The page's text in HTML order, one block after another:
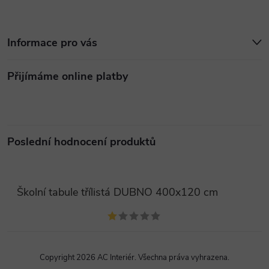
Informace pro vás
Přijímáme online platby
Poslední hodnocení produktů
Školní tabule třílistá DUBNO 400x120 cm
Copyright 2026 AC Interiér. Všechna práva vyhrazena.